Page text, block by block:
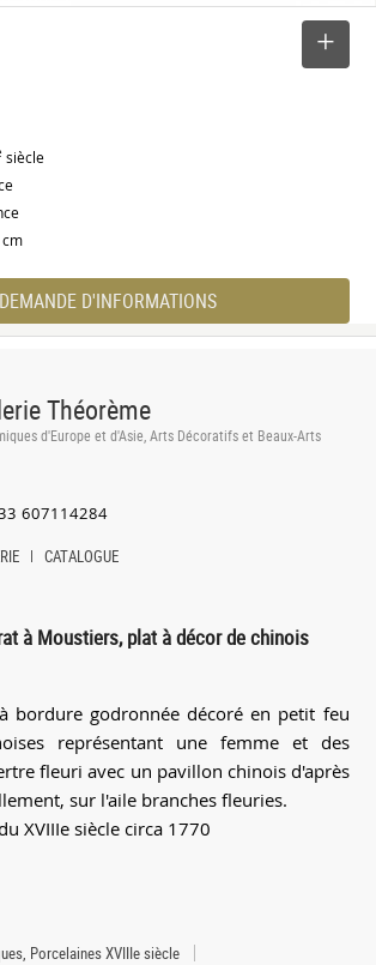
siècle
DEMANDE D'INFORMATIONS
Théorème
d'Europe et d'Asie, Arts Décoratifs et Beaux-Arts
607114284
CATALOGUE
à Moustiers, plat à décor de chinois
bordure godronnée décoré en petit feu
représentant une femme et des
fleuri avec un pavillon chinois d'après
sur l'aile branches fleuries.
XVIIIe siècle circa 1770
Porcelaines XVIIIe siècle